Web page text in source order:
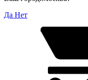
Да Нет